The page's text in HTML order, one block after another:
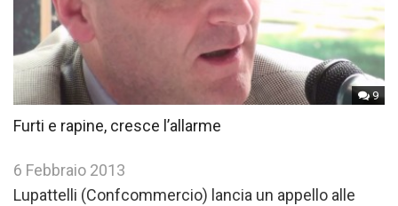
9
Furti e rapine, cresce l’allarme
6 Febbraio 2013
Lupattelli (Confcommercio) lancia un appello alle